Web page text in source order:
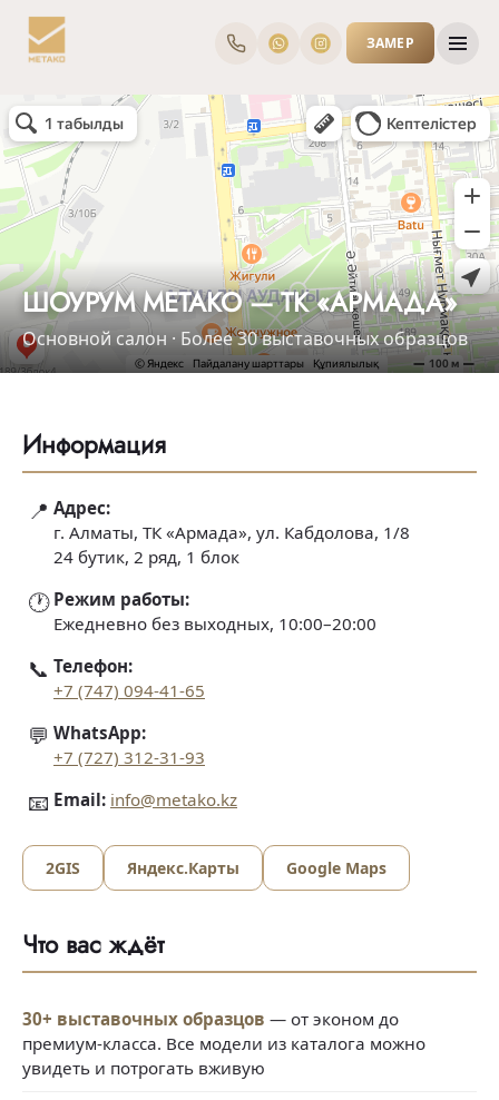
ЗАМЕР
ШОУРУМ METAKO — ТК «АРМАДА»
Основной салон · Более 30 выставочных образцов
Информация
📍 Адрес:
г. Алматы, ТК «Армада», ул. Кабдолова, 1/8
24 бутик, 2 ряд, 1 блок
🕐 Режим работы:
Ежедневно без выходных, 10:00–20:00
📞 Телефон:
+7 (747) 094-41-65
💬 WhatsApp:
+7 (727) 312-31-93
📧 Email: info@metako.kz
2GIS Яндекс.Карты Google Maps
Что вас ждёт
30+ выставочных образцов — от эконом до
премиум-класса. Все модели из каталога можно
увидеть и потрогать вживую